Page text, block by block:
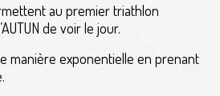
au premier triathlon
de voir le jour.
manière exponentielle en prenant